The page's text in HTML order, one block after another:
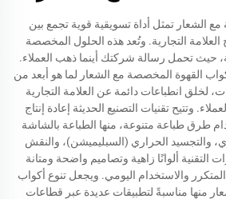
الشعار تمثل أداة تسويقية قوية تجمع بين
العلامة التجارية. وتُعد هذه الحلول المخصصة
حيث تحمل رسالة شركتك أينما ذهب العملاء.
القهوة المخصصة مع الشعار لما هو أبعد من
لخلق انطباعات دائمة عن العلامة التجارية
وتتيح تقنيات التصنيع الحديثة إعادة إنتاج
طرق طباعة متنوعة، منها الطباعة بالشاشة
والتجسيد الحراري (السبليميشن)، والنقش
التقنية ألوانًا زاهية وتصاميم واضحة ومتانة
والاستخدام اليومي. ويجعل تنوع أكواب
منها مناسبةً لتطبيقات عديدة عبر قطاعات